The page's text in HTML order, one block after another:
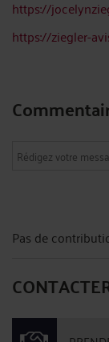
https://
https://ziegler-
Pas de